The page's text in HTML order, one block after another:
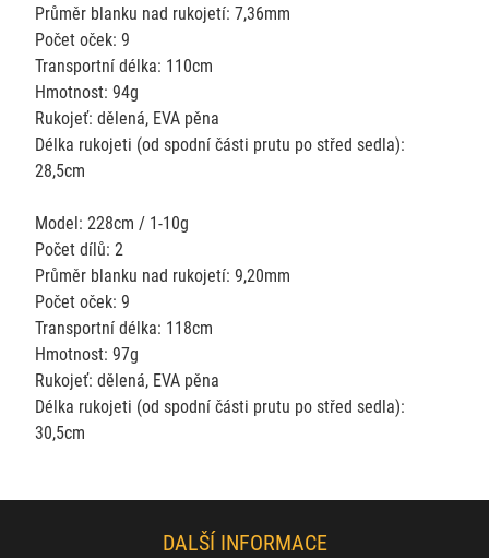
Průměr blanku nad rukojetí: 7,36mm
Počet oček: 9
Transportní délka: 110cm
Hmotnost: 94g
Rukojeť: dělená, EVA pěna
Délka rukojeti (od spodní části prutu po střed sedla):
28,5cm
Model: 228cm / 1-10g
Počet dílů: 2
Průměr blanku nad rukojetí: 9,20mm
Počet oček: 9
Transportní délka: 118cm
Hmotnost: 97g
Rukojeť: dělená, EVA pěna
Délka rukojeti (od spodní části prutu po střed sedla):
30,5cm
DALŠÍ INFORMACE